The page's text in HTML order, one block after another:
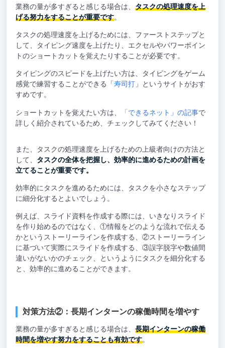
業務の量が多すぎると感じる場合は、 タスクの処理速度を上
げる努力をすることが重要です。
タスクの処理速度を上げるためには、ファーストステップと
して、タイピング速度を上げたり、エクセルやパワーポイン
トのショートカットを覚えたりすることが必要です。
タイピングのスピードを上げたい方は、タイピングをゲーム
感覚で練習することができる「寿司打」というサイトがおす
すめです。
ショートカットを覚えたい方は、 「できるネット」の記事で
詳しく紹介されているため、チェックしてみてください！
また、タスクの処理速度を上げるための上級者向けの方法と
して、 タスクの全体を把握し、効率的に進めるための計画を
立てることが重要です。
効率的にタスクを進めるためには、タスクを小さなステップ
に細分化するとよいでしょう。
例えば、スライド資料を作成する際には、いきなりスライド
を作り始めるのではなく、①情報をどのような流れで伝える
かというストーリーラインを作成する、②ストーリーライン
に基づいて実際にスライドを作成する、③誤字脱字や数値間
違いがないかのチェック、というようにタスクを細分化する
と、効率的に進めることができます。
対策方法②：長期インターンの稼働時間を増やす
業務の量が多すぎると感じる場合は、 長期インターンの稼働
時間を増やす努力をすることも有効です。